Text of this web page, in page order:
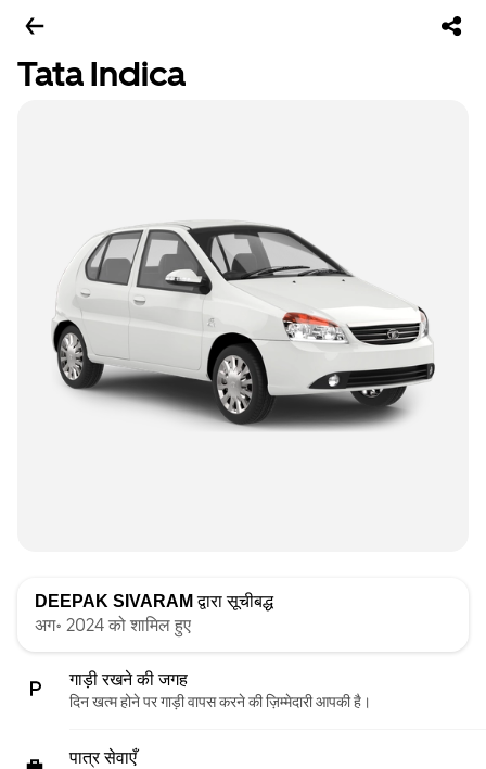
Tata Indica
DEEPAK SIVARAM द्वारा सूचीबद्ध
अग॰ 2024 को शामिल हुए
गाड़ी रखने की जगह
दिन खत्म होने पर गाड़ी वापस करने की ज़िम्मेदारी आपकी है।
पात्र सेवाएँ